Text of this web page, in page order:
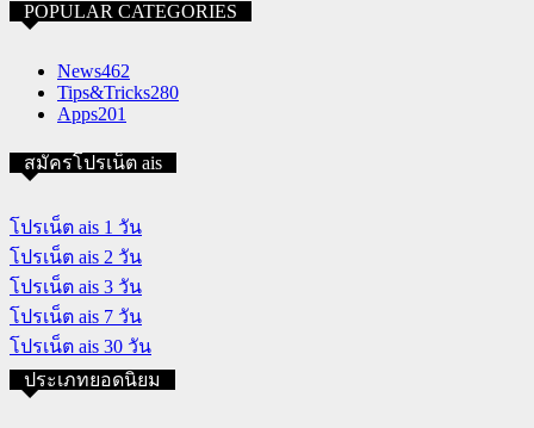
POPULAR CATEGORIES
News462
Tips&Tricks280
Apps201
สมัครโปรเน็ต ais
โปรเน็ต ais 1 วัน
โปรเน็ต ais 2 วัน
โปรเน็ต ais 3 วัน
โปรเน็ต ais 7 วัน
โปรเน็ต ais 30 วัน
ประเภทยอดนิยม